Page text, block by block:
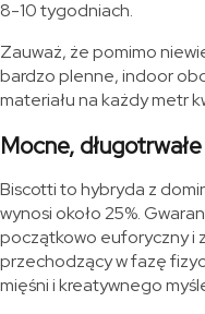
8-10 tygodniach.
Zauważ, że pomimo
bardzo plenne, indoor
materiału na każdy metr
Mocne,
Biscotti to hybryda z
wynosi około 25%.
początkowo euforyczny i
przechodzący w fazę
mięśni i kreatywnego